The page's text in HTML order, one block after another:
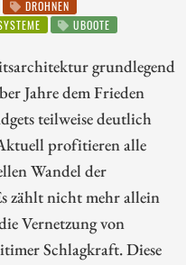
DROHNEN
UBOOTE
grundlegend
Jahre dem Frieden
teilweise deutlich
profitieren alle
Wandel der
zählt nicht mehr allein
Vernetzung von
Schlagkraft. Diese